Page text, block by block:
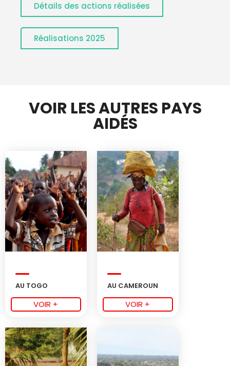
Détails des actions réalisées
Réalisations 2025
VOIR LES AUTRES PAYS
AIDÉS
AU TOGO
VOIR +
AU CAMEROUN
VOIR +